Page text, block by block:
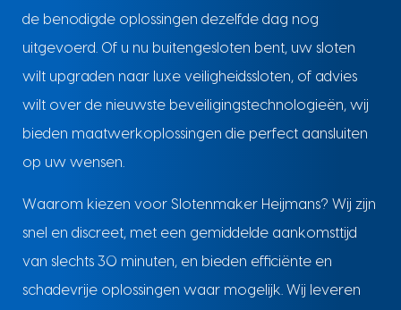
de benodigde oplossingen dezelfde dag nog
uitgevoerd. Of u nu buitengesloten bent, uw sloten
wilt upgraden naar luxe veiligheidssloten, of advies
wilt over de nieuwste beveiligingstechnologieën, wij
bieden maatwerkoplossingen die perfect aansluiten
op uw wensen.
Waarom kiezen voor Slotenmaker Heijmans? Wij zijn
snel en discreet, met een gemiddelde aankomsttijd
van slechts 30 minuten, en bieden efficiënte en
schadevrije oplossingen waar mogelijk. Wij leveren